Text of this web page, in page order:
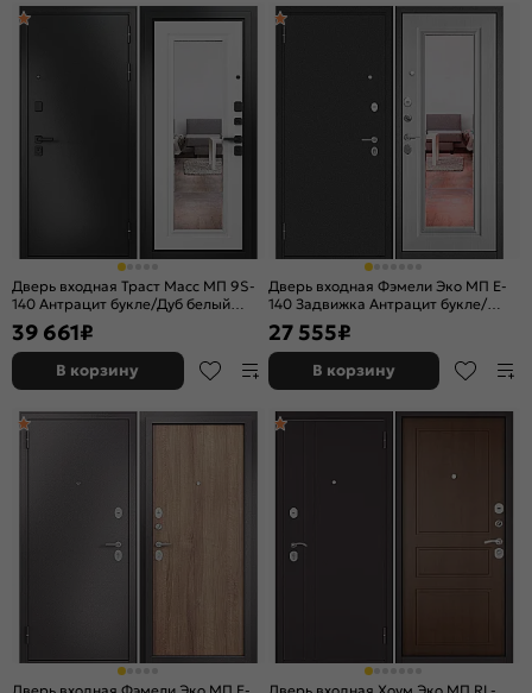
Дверь входная Траст Масс МП 9S-
140 Антрацит букле/Дуб белый
матовый, с зеркалом, 2 замка, с
ночной задвижкой
39 661₽
В корзину
Дверь входная Фэмели Эко МП E-
140 Задвижка Антрацит букле/
Белый ларче, с зеркалом, 2 замка,
с ночной задвижкой
27 555₽
В корзину